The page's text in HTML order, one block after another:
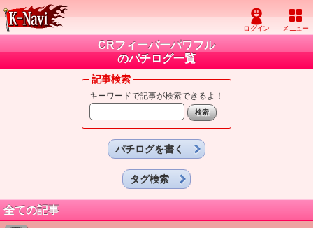
CRフィーバーパワフル
のパチログ一覧
記事検索
キーワードで記事が検索できるよ！
パチログを書く
タグ検索
全ての記事